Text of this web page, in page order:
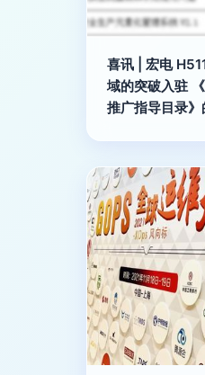
喜讯 | 宏电
域的突破入驻
推广指导目录